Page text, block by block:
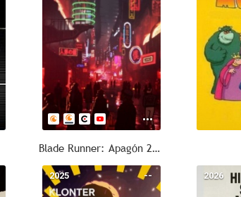
Blade Runner: Apagón 2022
--
2025 2026